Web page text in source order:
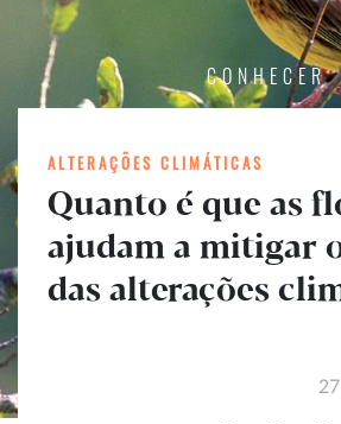
CONHECER
ALTERAÇÕES CLIMÁTICAS
Quanto é que as
ajudam a mitigar
das alterações